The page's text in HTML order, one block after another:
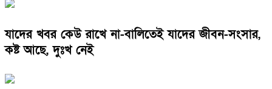
যাদের খবর কেউ রাখে না-বালিতেই যাদের জীবন-সংসার,
কষ্ট আছে, দুঃখ নেই